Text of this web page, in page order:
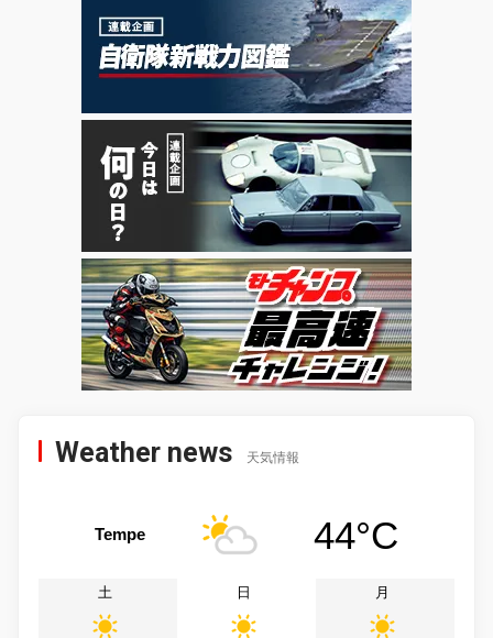
Weather news 天気情報
Tempe 44°C
土 日 月